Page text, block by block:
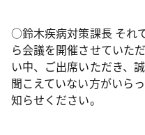
○鈴木疾病対策課長 それ
ら会議を開催させていた
い中、ご出席いただき、
聞こえていない方がいら
知らせください。